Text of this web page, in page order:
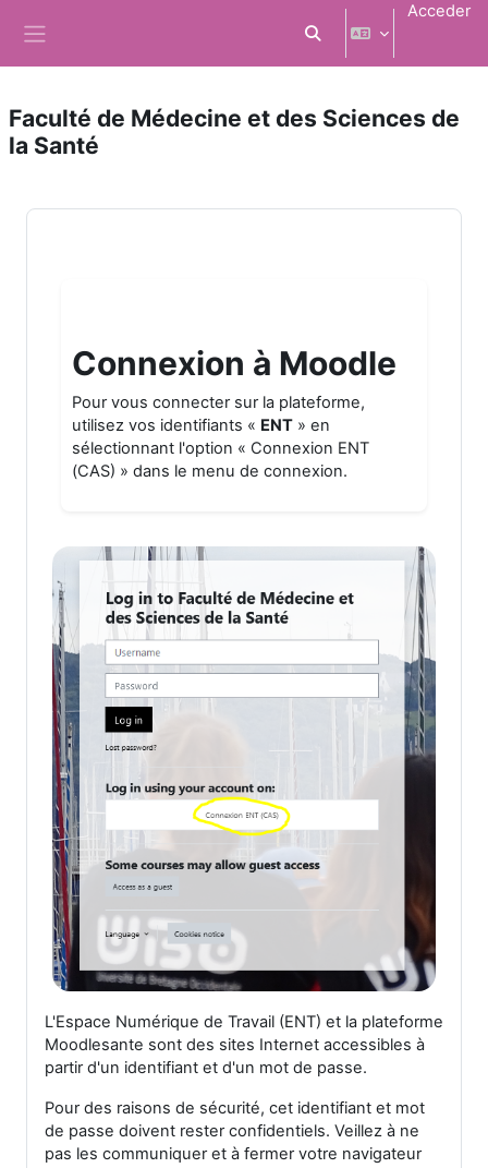
Selector de búsqueda
Acceder
Faculté de Médecine et des Sciences de
la Santé
Connexion à Moodle
Pour vous connecter sur la plateforme,
utilisez vos identifiants « ENT » en
sélectionnant l'option « Connexion ENT
(CAS) » dans le menu de connexion.
L'Espace Numérique de Travail (ENT) et la plateforme
Moodlesante sont des sites Internet accessibles à
partir d'un identifiant et d'un mot de passe.
Pour des raisons de sécurité, cet identifiant et mot
de passe doivent rester confidentiels. Veillez à ne
pas les communiquer et à fermer votre navigateur